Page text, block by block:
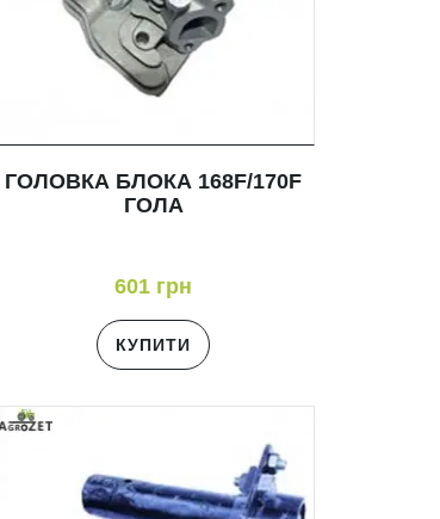
ГОЛОВКА БЛОКА 168F/170F
ГОЛА
601 грн
КУПИТИ